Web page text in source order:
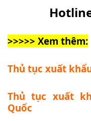
>>>>> Xem thêm:
Thủ tục xuất
Thủ tục xuất
Quốc